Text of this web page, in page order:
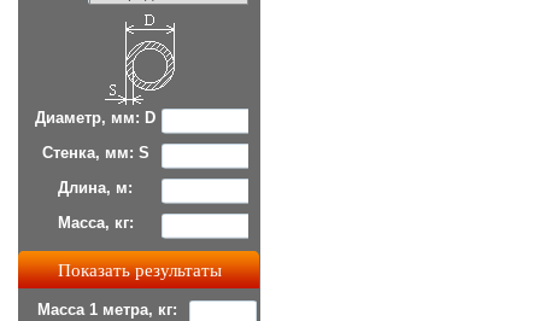
Диаметр, мм: D
Стенка, мм: S
Длина, м:
Масса, кг:
Масса 1 метра, кг: